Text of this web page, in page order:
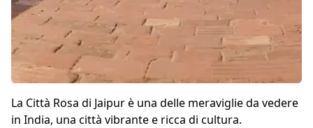
La Città Rosa di Jaipur è una delle meraviglie da vedere
in India, una città vibrante e ricca di cultura.